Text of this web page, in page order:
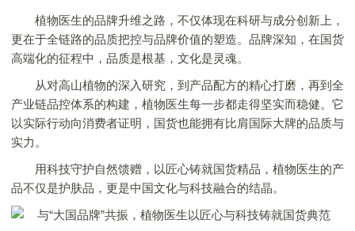
植物医生的品牌升维之路，不仅体现在科研与成分创新上，
更在于全链路的品质把控与品牌价值的塑造。品牌深知，在国货
高端化的征程中，品质是根基，文化是灵魂。
从对高山植物的深入研究，到产品配方的精心打磨，再到全
产业链品控体系的构建，植物医生每一步都走得坚实而稳健。它
以实际行动向消费者证明，国货也能拥有比肩国际大牌的品质与
实力。
用科技守护自然馈赠，以匠心铸就国货精品，植物医生的产
品不仅是护肤品，更是中国文化与科技融合的结晶。